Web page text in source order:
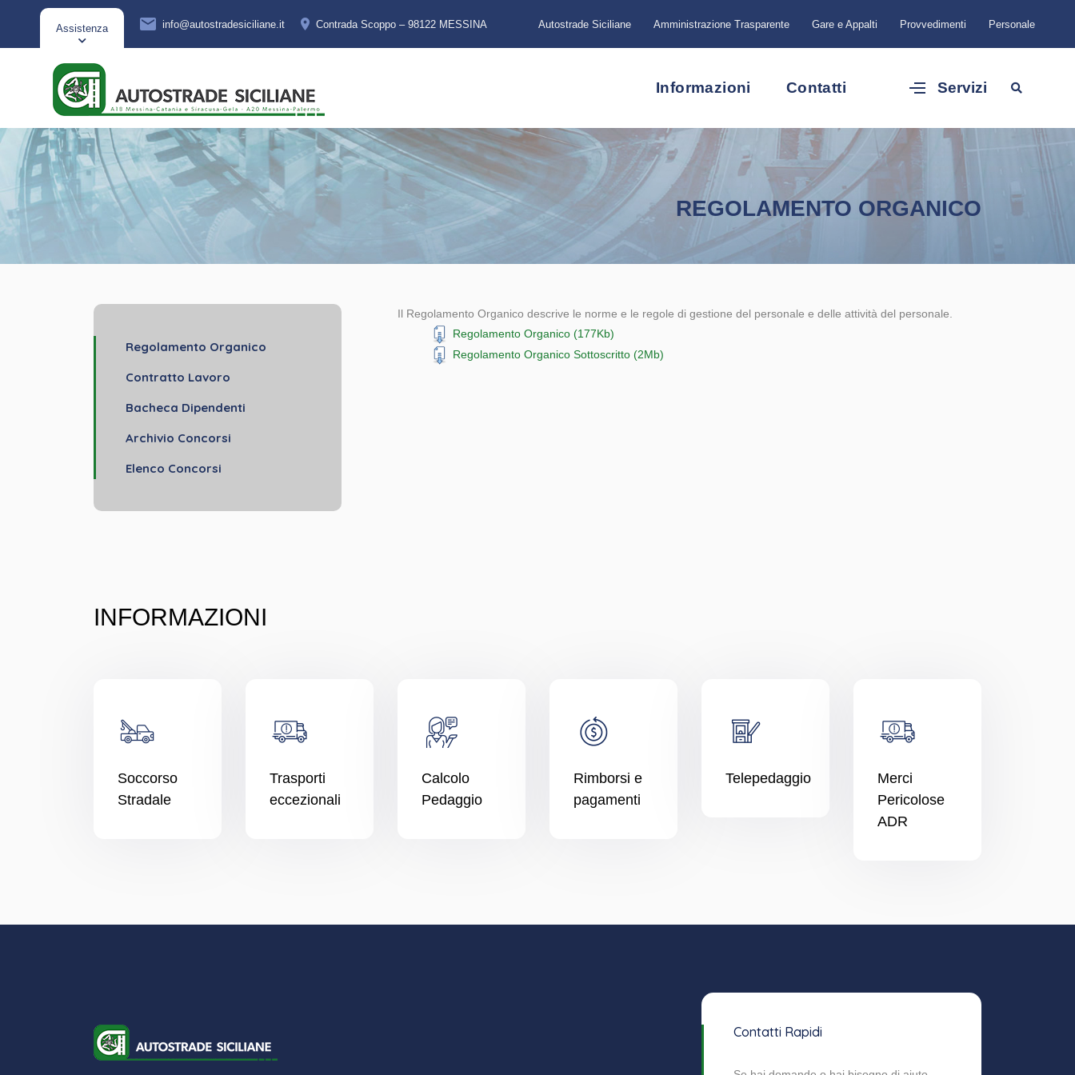
Assistenza info@autostradesiciliane.it Contrada Scoppo – 98122 MESSINA Autostrade Siciliane Amministrazione Trasparente Gare e Appalti Provvedimenti Personale
Informazioni Contatti Servizi
REGOLAMENTO ORGANICO
Regolamento Organico
Contratto Lavoro
Bacheca Dipendenti
Archivio Concorsi
Elenco Concorsi
Il Regolamento Organico descrive le norme e le regole di gestione del personale e delle attività del personale.
Regolamento Organico (177Kb)
Regolamento Organico Sottoscritto (2Mb)
INFORMAZIONI
Soccorso
Stradale
Trasporti
eccezionali
Calcolo
Pedaggio
Rimborsi e
pagamenti
Telepedaggio
Merci
Pericolose
ADR
Contatti Rapidi